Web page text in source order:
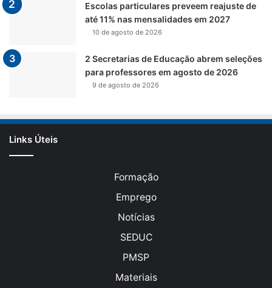
Escolas particulares preveem reajuste de
até 11% nas mensalidades em 2027
10 de agosto de 2026
2 Secretarias de Educação abrem seleções
para professores em agosto de 2026
9 de agosto de 2026
Links Úteis
Formação
Emprego
Notícias
SEDUC
PMSP
Materiais